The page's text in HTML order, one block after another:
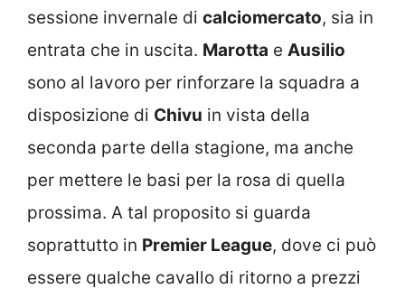
sessione invernale di calciomercato, sia in
entrata che in uscita. Marotta e Ausilio
sono al lavoro per rinforzare la squadra a
disposizione di Chivu in vista della
seconda parte della stagione, ma anche
per mettere le basi per la rosa di quella
prossima. A tal proposito si guarda
soprattutto in Premier League, dove ci può
essere qualche cavallo di ritorno a prezzi